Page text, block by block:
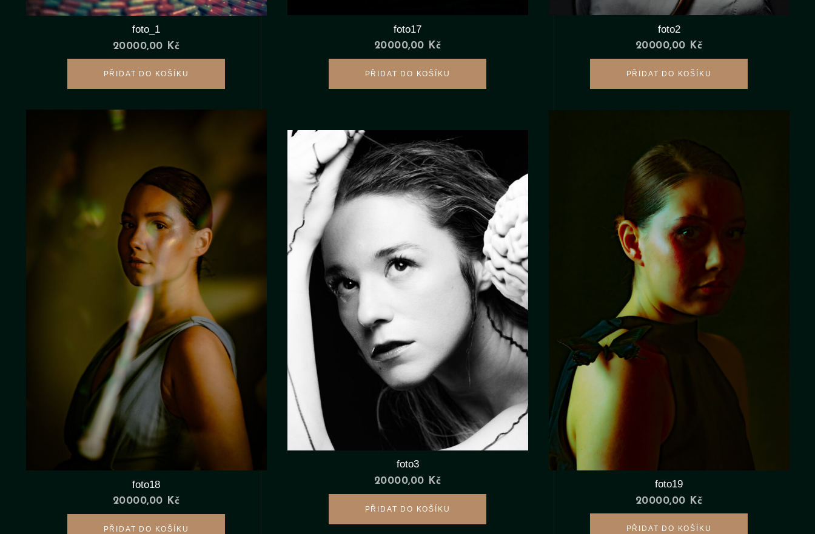
foto_1
20000,00 Kč
PŘIDAT DO KOŠÍKU
foto17
20000,00 Kč
PŘIDAT DO KOŠÍKU
foto2
20000,00 Kč
PŘIDAT DO KOŠÍKU
foto18
20000,00 Kč
PŘIDAT DO KOŠÍKU
foto3
20000,00 Kč
PŘIDAT DO KOŠÍKU
foto19
20000,00 Kč
PŘIDAT DO KOŠÍKU